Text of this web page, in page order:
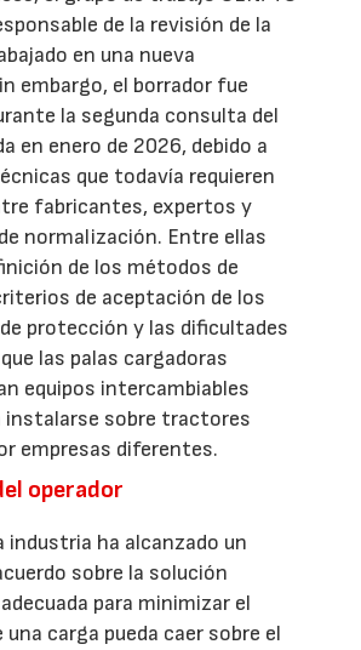
de la revisión de la
en una nueva
embargo, el borrador fue
la segunda consulta del
en enero de 2026, debido a
que todavía requieren
fabricantes, expertos y
normalización. Entre ellas
de los métodos de
de aceptación de los
protección y las dificultades
las palas cargadoras
equipos intercambiables
instalarse sobre tractores
empresas diferentes.
operador
industria ha alcanzado un
sobre la solución
para minimizar el
una carga pueda caer sobre el